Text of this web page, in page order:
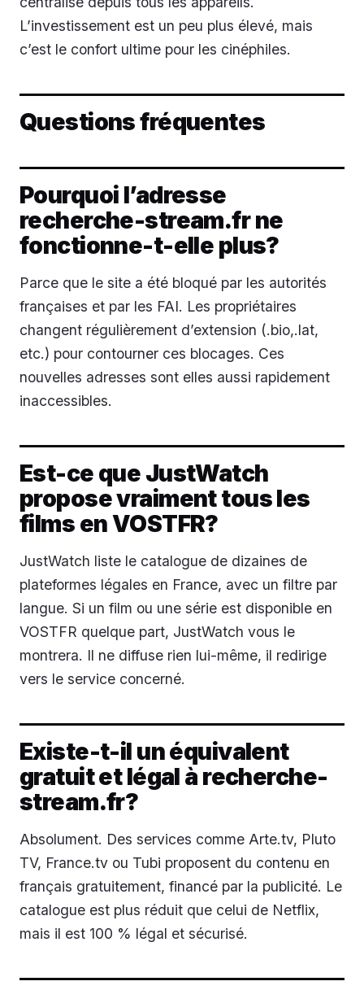
L’investissement est un peu plus élevé, mais
c’est le confort ultime pour les cinéphiles.
Questions fréquentes
Pourquoi l’adresse
recherche-stream.fr ne
fonctionne-t-elle plus?
Parce que le site a été bloqué par les autorités
françaises et par les FAI. Les propriétaires
changent régulièrement d’extension (.bio,.lat,
etc.) pour contourner ces blocages. Ces
nouvelles adresses sont elles aussi rapidement
inaccessibles.
Est-ce que JustWatch
propose vraiment tous les
films en VOSTFR?
JustWatch liste le catalogue de dizaines de
plateformes légales en France, avec un filtre par
langue. Si un film ou une série est disponible en
VOSTFR quelque part, JustWatch vous le
montrera. Il ne diffuse rien lui-même, il redirige
vers le service concerné.
Existe-t-il un équivalent
gratuit et légal à recherche-
stream.fr?
Absolument. Des services comme Arte.tv, Pluto
TV, France.tv ou Tubi proposent du contenu en
français gratuitement, financé par la publicité. Le
catalogue est plus réduit que celui de Netflix,
mais il est 100 % légal et sécurisé.